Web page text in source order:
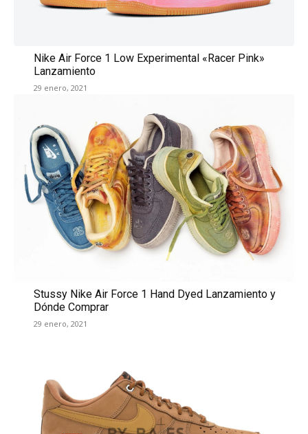
Nike Air Force 1 Low Experimental «Racer Pink»
Lanzamiento
29 enero, 2021
Stussy Nike Air Force 1 Hand Dyed Lanzamiento y
Dónde Comprar
29 enero, 2021